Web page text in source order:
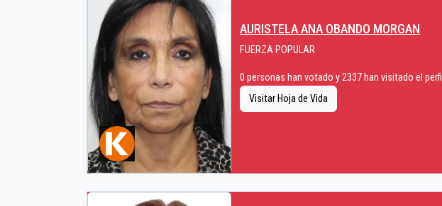
1
AURISTELA ANA OBANDO MORGAN
FUERZA POPULAR
0 personas han votado y 2337 han visitado el perfil
Visitar Hoja de Vida